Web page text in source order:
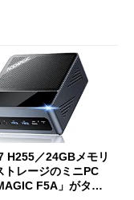
H255／24GBメモリ
トレージのミニPC
F5A」がタイ